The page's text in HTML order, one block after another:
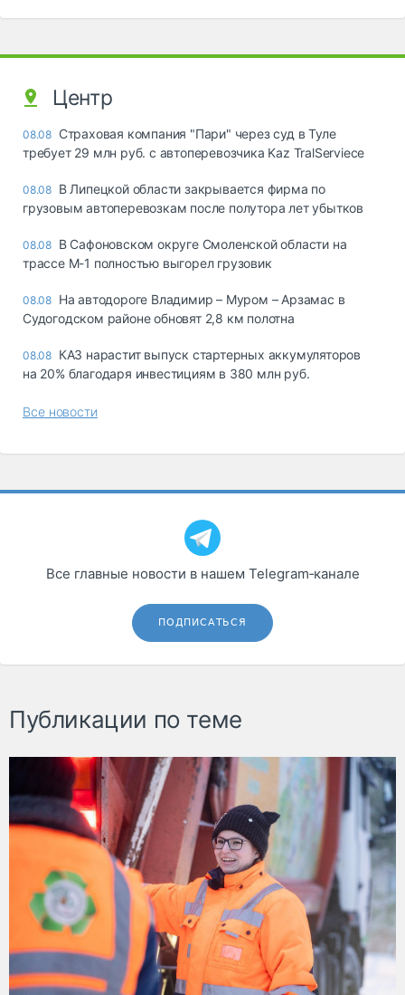
Центр
08.08 Страховая компания "Пари" через суд в Туле
требует 29 млн руб. с автоперевозчика Kaz TralServiece
08.08 В Липецкой области закрывается фирма по
грузовым автоперевозкам после полутора лет убытков
08.08 В Сафоновском округе Смоленской области на
трассе М-1 полностью выгорел грузовик
08.08 На автодороге Владимир – Муром – Арзамас в
Судогодском районе обновят 2,8 км полотна
08.08 КАЗ нарастит выпуск стартерных аккумуляторов
на 20% благодаря инвестициям в 380 млн руб.
Все новости
Все главные новости в нашем Telegram‑канале
ПОДПИСАТЬСЯ
Публикации по теме